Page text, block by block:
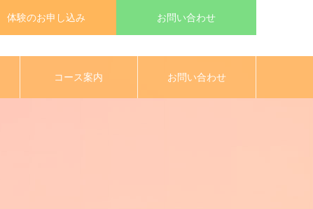
体験のお申し込み お問い合わせ
コース案内 お問い合わせ